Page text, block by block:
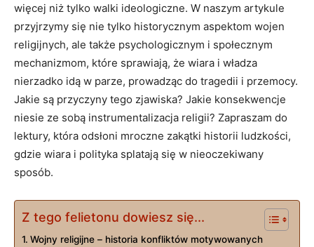
więcej niż tylko walki ideologiczne. W naszym artykule
przyjrzymy się nie tylko historycznym aspektom wojen
religijnych, ale także psychologicznym i społecznym
mechanizmom, które sprawiają, że wiara i władza
nierzadko idą w parze, prowadząc do tragedii i przemocy.
Jakie są przyczyny tego zjawiska? Jakie konsekwencje
niesie ze sobą instrumentalizacja religii? Zapraszam do
lektury, która odsłoni mroczne zakątki historii ludzkości,
gdzie wiara i polityka splatają się w nieoczekiwany
sposób.
Z tego felietonu dowiesz się...
Wojny religijne – historia konfliktów motywowanych